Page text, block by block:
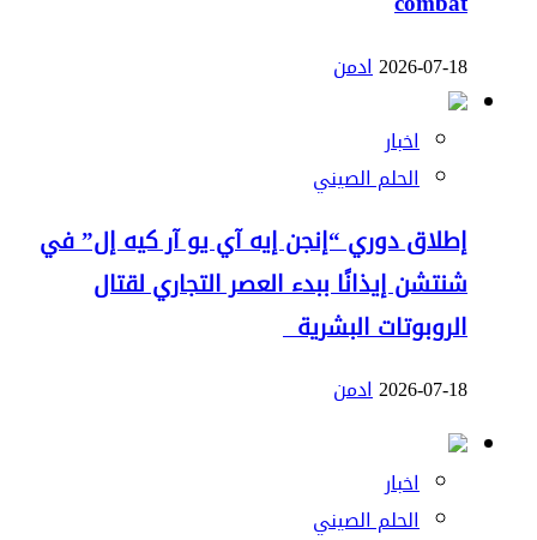
2026-07-18ادمن
اخبار
الحلم الصيني
إطلاق دوري “إنجن إيه آي يو آر كيه إل” في
شنتشن إيذانًا ببدء العصر التجاري لقتال
الروبوتات البشرية
2026-07-18ادمن
اخبار
الحلم الصيني